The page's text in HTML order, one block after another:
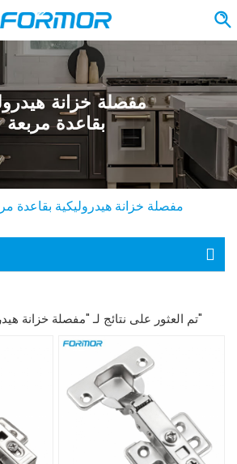
مفصلة خزانة
بقاعدة مربعة
مفصلة خزانة هيدروليكية بقاعدة
2 تم العثور على نتائج لـ "مفصلة خزانة هيدروليكية بقاعدة مربعة"